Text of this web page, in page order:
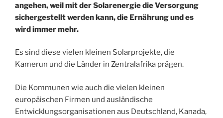
angehen, weil mit der Solarenergie die Versorgung
sichergestellt werden kann, die Ernährung und es
wird immer mehr.
Es sind diese vielen kleinen Solarprojekte, die
Kamerun und die Länder in Zentralafrika prägen.
Die Kommunen wie auch die vielen kleinen
europäischen Firmen und ausländische
Entwicklungsorganisationen aus Deutschland, Kanada,